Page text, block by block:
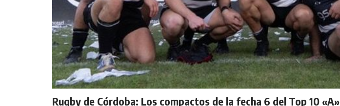
Rugby de Córdoba: Los compactos de la fecha 6 del Top 10 «A»